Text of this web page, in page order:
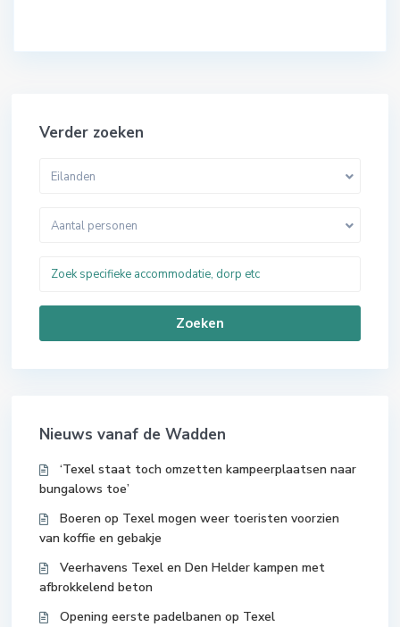
Verder zoeken
Eilanden
Aantal personen
Zoeken
Nieuws vanaf de Wadden
‘Texel staat toch omzetten kampeerplaatsen naar
bungalows toe’
Boeren op Texel mogen weer toeristen voorzien
van koffie en gebakje
Veerhavens Texel en Den Helder kampen met
afbrokkelend beton
Opening eerste padelbanen op Texel